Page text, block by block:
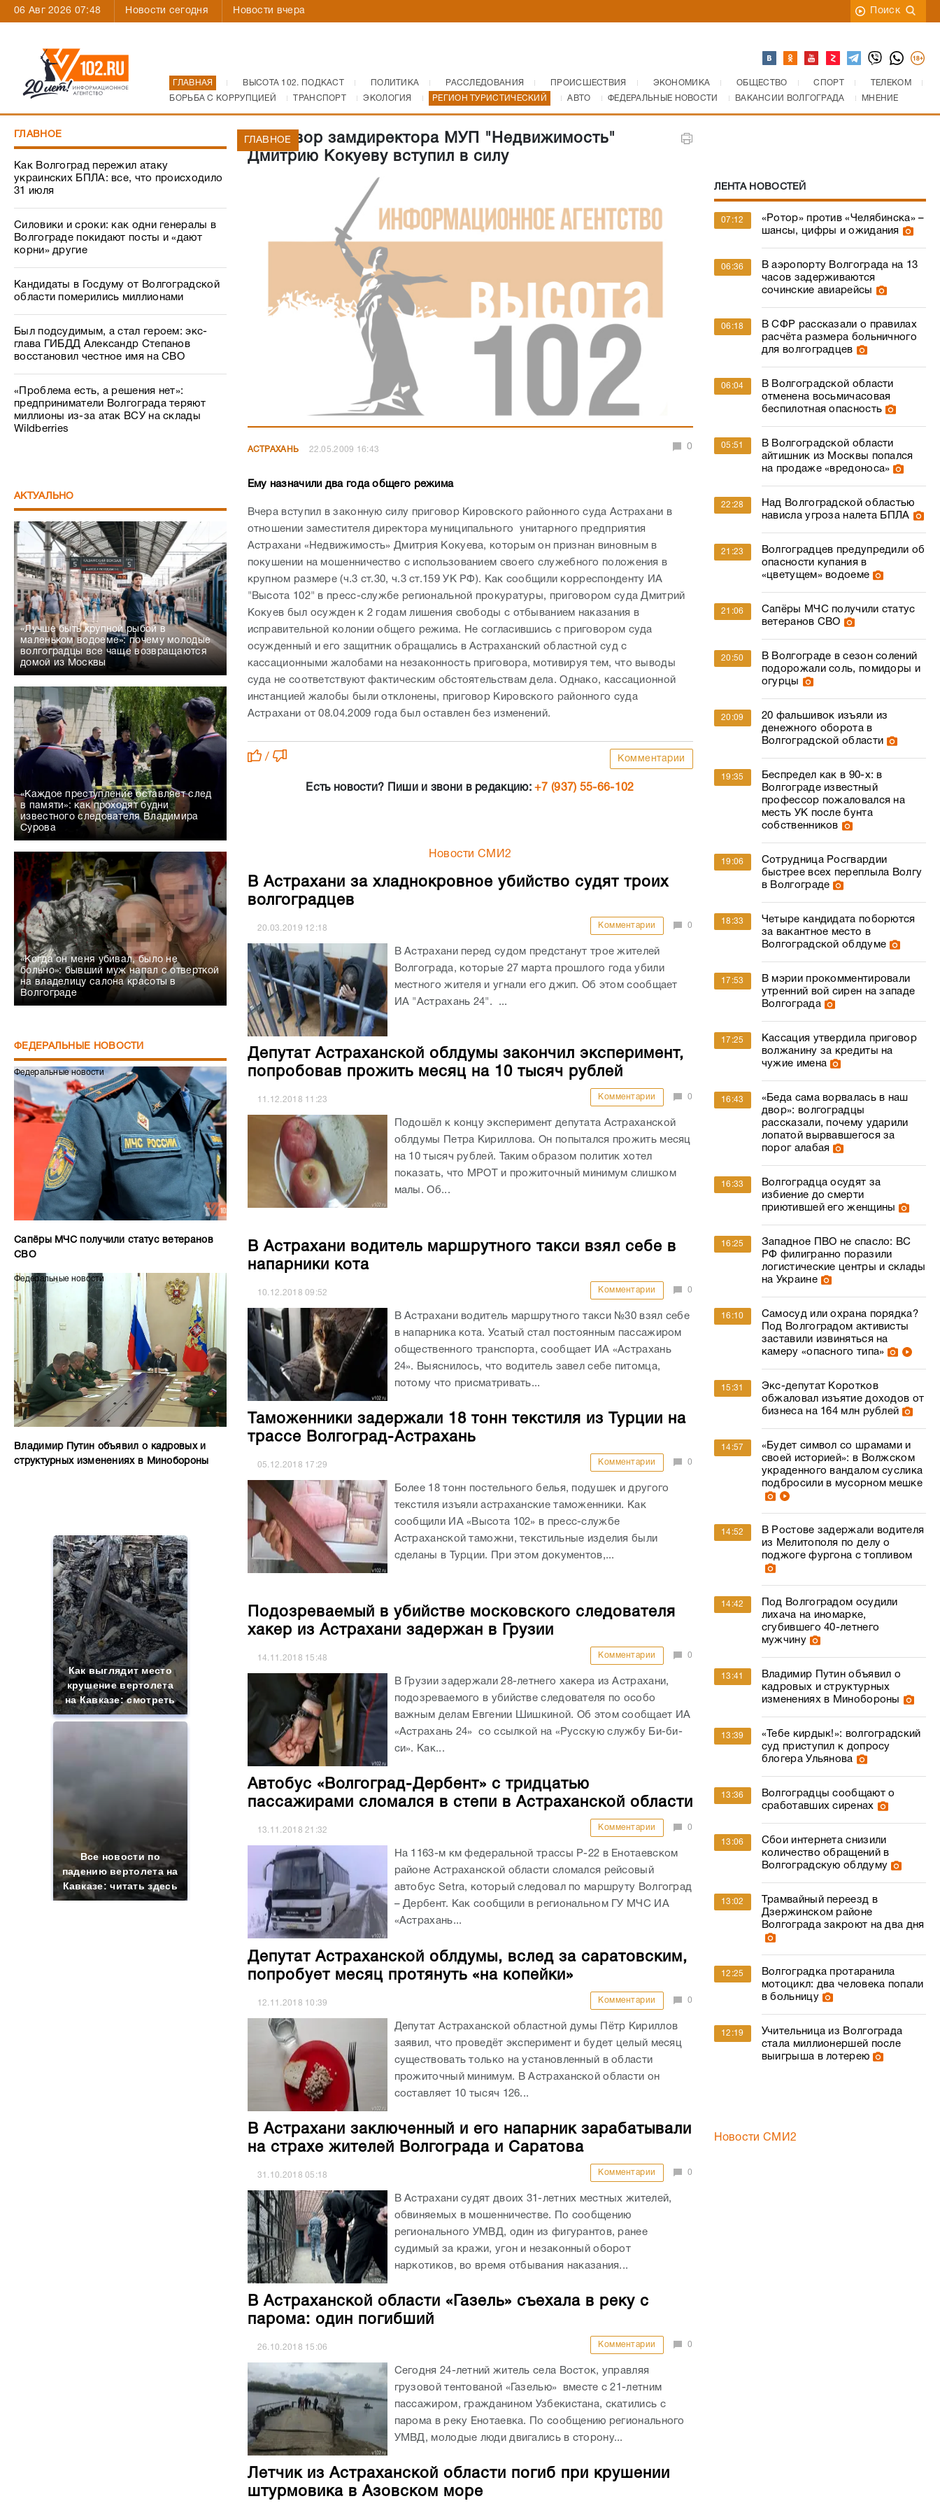
06 Авг 2026 07:48 Новости сегодня Новости вчера Поиск
ГЛАВНАЯ ВЫСОТА 102. ПОДКАСТ ПОЛИТИКА РАССЛЕДОВАНИЯ ПРОИСШЕСТВИЯ ЭКОНОМИКА ОБЩЕСТВО СПОРТ
ТЕЛЕКОМ
БОРЬБА С КОРРУПЦИЕЙ
ТРАНСПОРТ ЭКОЛОГИЯ РЕГИОН ТУРИСТИЧЕСКИЙ АВТО ФЕДЕРАЛЬНЫЕ НОВОСТИ ВАКАНСИИ ВОЛГОГРАДА МНЕНИЕ
ГЛАВНОЕ
Как Волгоград пережил атаку
украинских БПЛА: все, что происходило
31 июля
Силовики и сроки: как одни генералы в
Волгограде покидают посты и «дают
корни» другие
Кандидаты в Госдуму от Волгоградской
области померились миллионами
Был подсудимым, а стал героем: экс-
глава ГИБДД Александр Степанов
восстановил честное имя на СВО
«Проблема есть, а решения нет»:
предприниматели Волгограда теряют
миллионы из-за атак ВСУ на склады
Wildberries
АКТУАЛЬНО
«Лучше быть крупной рыбой в
маленьком водоеме»: почему молодые
волгоградцы все чаще возвращаются
домой из Москвы
«Каждое преступление оставляет след
в памяти»: как проходят будни
известного следователя Владимира
Сурова
«Когда он меня убивал, было не
больно»: бывший муж напал с отверткой
на владелицу салона красоты в
Волгограде
ФЕДЕРАЛЬНЫЕ НОВОСТИ
Федеральные новости
Сапёры МЧС получили статус ветеранов
СВО
Федеральные новости
Владимир Путин объявил о кадровых и
структурных изменениях в Минобороны
Как выглядит место
крушение вертолета
на Кавказе: смотреть
Все новости по
падению вертолета на
Кавказе: читать здесь
Приговор замдиректора МУП "Недвижимость"
Дмитрию Кокуеву вступил в силу
ГЛАВНОЕ
АСТРАХАНЬ 22.05.2009 16:43 0
Ему назначили два года общего режима
Вчера вступил в законную силу приговор Кировского районного суда Астрахани в
отношении заместителя директора муниципального унитарного предприятия
Астрахани «Недвижимость» Дмитрия Кокуева, которым он признан виновным в
покушении на мошенничество с использованием своего служебного положения в
крупном размере (ч.3 ст.30, ч.3 ст.159 УК РФ). Как сообщили корреспонденту ИА
"Высота 102" в пресс-службе региональной прокуратуры, приговором суда Дмитрий
Кокуев был осужден к 2 годам лишения свободы с отбыванием наказания в
исправительной колонии общего режима. Не согласившись с приговором суда
осужденный и его защитник обращались в Астраханский областной суд с
кассационными жалобами на незаконность приговора, мотивируя тем, что выводы
суда не соответствуют фактическим обстоятельствам дела. Однако, кассационной
инстанцией жалобы были отклонены, приговор Кировского районного суда
Астрахани от 08.04.2009 года был оставлен без изменений.
/ Комментарии
Есть новости? Пиши и звони в редакцию:+7 (937) 55-66-102
Новости СМИ2
В Астрахани за хладнокровное убийство судят троих
волгоградцев
20.03.2019 12:18 Комментарии 0
В Астрахани перед судом предстанут трое жителей
Волгограда, которые 27 марта прошлого года убили
местного жителя и угнали его джип. Об этом сообщает
ИА "Астрахань 24". ...
Депутат Астраханской облдумы закончил эксперимент,
попробовав прожить месяц на 10 тысяч рублей
11.12.2018 11:23 Комментарии 0
Подошёл к концу эксперимент депутата Астраханской
облдумы Петра Кириллова. Он попытался прожить месяц
на 10 тысяч рублей. Таким образом политик хотел
показать, что МРОТ и прожиточный минимум слишком
малы. Об...
В Астрахани водитель маршрутного такси взял себе в
напарники кота
10.12.201809:52 Комментарии 0
В Астрахани водитель маршрутного такси №30 взял себе
в напарника кота. Усатый стал постоянным пассажиром
общественного транспорта, сообщает ИА «Астрахань
24». Выяснилось, что водитель завел себе питомца,
потому что присматривать...
Таможенники задержали 18 тонн текстиля из Турции на
трассе Волгоград-Астрахань
05.12.2018 17:29 Комментарии 0
Более 18 тонн постельного белья, подушек и другого
текстиля изъяли астраханские таможенники. Как
сообщили ИА «Высота 102» в пресс-службе
Астраханской таможни, текстильные изделия были
сделаны в Турции. При этом документов,...
Подозреваемый в убийстве московского следователя
хакер из Астрахани задержан в Грузии
14.11.2018 15:48 Комментарии 0
В Грузии задержали 28-летнего хакера из Астрахани,
подозреваемого в убийстве следователя по особо
важным делам Евгении Шишкиной. Об этом сообщает ИА
«Астрахань 24» со ссылкой на «Русскую службу Би-би-
си». Как...
Автобус «Волгоград-Дербент» с тридцатью
пассажирами сломался в степи в Астраханской области
13.11.201821:32 Комментарии 0
На 1163-м км федеральной трассы Р-22 в Енотаевском
районе Астраханской области сломался рейсовый
автобус Setra, который следовал по маршруту Волгоград
– Дербент. Как сообщили в региональном ГУ МЧС ИА
«Астрахань...
Депутат Астраханской облдумы, вслед за саратовским,
попробует месяц протянуть «на копейки»
12.11.2018 10:39 Комментарии 0
Депутат Астраханской областной думы Пётр Кириллов
заявил, что проведёт эксперимент и будет целый месяц
существовать только на установленный в области
прожиточный минимум. В Астраханской области он
составляет 10 тысяч 126...
В Астрахани заключенный и его напарник зарабатывали
на страхе жителей Волгограда и Саратова
31.10.201805:18 Комментарии 0
В Астрахани судят двоих 31-летних местных жителей,
обвиняемых в мошенничестве. По сообщению
регионального УМВД, один из фигурантов, ранее
судимый за кражи, угон и незаконный оборот
наркотиков, во время отбывания наказания...
В Астраханской области «Газель» съехала в реку с
парома: один погибший
26.10.2018 15:06 Комментарии 0
Сегодня 24-летний житель села Восток, управляя
грузовой тентованой «Газелью» вместе с 21-летним
пассажиром, гражданином Узбекистана, скатились с
парома в реку Енотаевка. По сообщению регионального
УМВД, молодые люди двигались в сторону...
Летчик из Астраханской области погиб при крушении
штурмовика в Азовском море
ЛЕНТА НОВОСТЕЙ
07:12
«Ротор» против «Челябинска» –
шансы, цифры и ожидания
06:36
В аэропорту Волгограда на 13
часов задерживаются
сочинские авиарейсы
06:18
В СФР рассказали о правилах
расчёта размера больничного
для волгоградцев
06:04
В Волгоградской области
отменена восьмичасовая
беспилотная опасность
05:51
В Волгоградской области
айтишник из Москвы попался
на продаже «вредоноса»
22:28
Над Волгоградской областью
нависла угроза налета БПЛА
21:23
Волгоградцев предупредили об
опасности купания в
«цветущем» водоеме
21:06
Сапёры МЧС получили статус
ветеранов СВО
20:50
В Волгограде в сезон солений
подорожали соль, помидоры и
огурцы
20:09
20 фальшивок изъяли из
денежного оборота в
Волгоградской области
19:35
Беспредел как в 90-х: в
Волгограде известный
профессор пожаловался на
месть УК после бунта
собственников
19:06
Сотрудница Росгвардии
быстрее всех переплыла Волгу
в Волгограде
18:33
Четыре кандидата поборются
за вакантное место в
Волгоградской облдуме
17:53
В мэрии прокомментировали
утренний вой сирен на западе
Волгограда
17:25
Кассация утвердила приговор
волжанину за кредиты на
чужие имена
16:43
«Беда сама ворвалась в наш
двор»: волгоградцы
рассказали, почему ударили
лопатой вырвавшегося за
порог алабая
16:33
Волгоградца осудят за
избиение до смерти
приютившей его женщины
16:25
Западное ПВО не спасло: ВС
РФ филигранно поразили
логистические центры и склады
на Украине
16:10
Самосуд или охрана порядка?
Под Волгоградом активисты
заставили извиняться на
камеру «опасного типа»
15:31
Экс-депутат Коротков
обжаловал изъятие доходов от
бизнеса на 164 млн рублей
14:57
«Будет символ со шрамами и
своей историей»: в Волжском
украденного вандалом суслика
подбросили в мусорном мешке
14:52
В Ростове задержали водителя
из Мелитополя по делу о
поджоге фургона с топливом
14:42
Под Волгоградом осудили
лихача на иномарке,
сгубившего 40-летнего
мужчину
13:41
Владимир Путин объявил о
кадровых и структурных
изменениях в Минобороны
13:39
«Тебе кирдык!»: волгоградский
суд приступил к допросу
блогера Ульянова
13:36
Волгоградцы сообщают о
сработавших сиренах
13:06
Сбои интернета снизили
количество обращений в
Волгоградскую облдуму
13:02
Трамвайный переезд в
Дзержинском районе
Волгограда закроют на два дня
12:25
Волгоградка протаранила
мотоцикл: два человека попали
в больницу
12:19
Учительница из Волгограда
стала миллионершей после
выигрыша в лотерею
Новости СМИ2